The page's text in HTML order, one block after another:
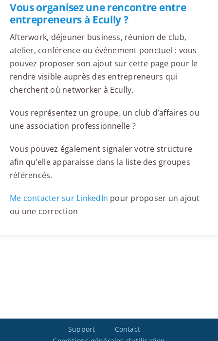
Vous organisez une rencontre entre
entrepreneurs à Ecully ?
Afterwork, déjeuner business, réunion de club,
atelier, conférence ou événement ponctuel : vous
pouvez proposer son ajout sur cette page pour le
rendre visible auprès des entrepreneurs qui
cherchent où networker à Ecully.
Vous représentez un groupe, un club d’affaires ou
une association professionnelle ?
Vous pouvez également signaler votre structure
afin qu’elle apparaisse dans la liste des groupes
référencés.
Me contacter sur LinkedIn pour proposer un ajout
ou une correction
Support
Contact